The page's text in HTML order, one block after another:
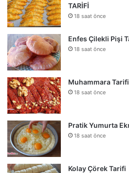
TARİFİ
18 saat önce
Enfes Çilekli Pişi
18 saat önce
Muhammara Tarifi
18 saat önce
Pratik Yumurta
18 saat önce
Kolay Çörek Tarifi